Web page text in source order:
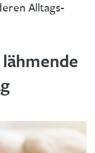
Alltags-